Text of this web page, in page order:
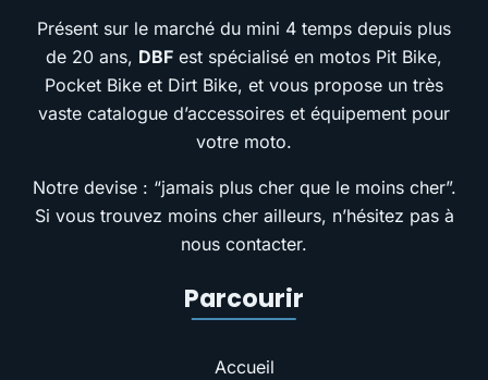
Présent sur le marché du mini 4 temps depuis plus
de 20 ans, DBF est spécialisé en motos Pit Bike,
Pocket Bike et Dirt Bike, et vous propose un très
vaste catalogue d’accessoires et équipement pour
votre moto.
Notre devise : “jamais plus cher que le moins cher”.
Si vous trouvez moins cher ailleurs, n’hésitez pas à
nous contacter.
Parcourir
Accueil